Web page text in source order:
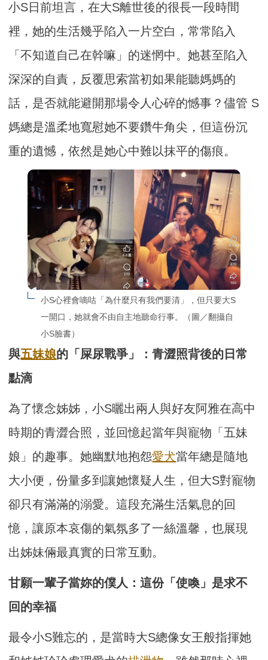
小S日前坦言，在大S離世後的很長一段時間
裡，她的生活幾乎陷入一片空白，常常陷入
「不知道自己在幹嘛」的迷惘中。她甚至陷入
深深的自責，反覆思索當初如果能聽媽媽的
話，是否就能避開那場令人心碎的憾事？儘管 S
媽總是溫柔地寬慰她不要鑽牛角尖，但這份沉
重的遺憾，依然是她心中難以抹平的傷痕。
小S心裡會嘀咕「為什麼只有我們要清」，但只要大S
一開口，她就會不由自主地聽命行事。（圖／翻攝自
小S臉書）
與五妹娘的「屎尿戰爭」：青澀照背後的日常
點滴
為了懷念姊姊，小S曬出兩人與好友阿雅在高中
時期的青澀合照，並回憶起當年與寵物「五妹
娘」的趣事。她幽默地抱怨愛犬當年總是隨地
大小便，份量多到讓她懷疑人生，但大S對寵物
卻只有滿滿的溺愛。這段充滿生活氣息的回
憶，讓原本哀傷的氣氛多了一絲溫馨，也展現
出姊妹倆最真實的日常互動。
甘願一輩子當妳的僕人：這份「使喚」是求不
回的幸福
最令小S難忘的，是當時大S總像女王般指揮她